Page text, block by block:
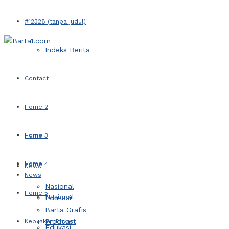
#12328 (tanpa judul)
Indeks Berita
Contact
Home 2
Home 3
Home 4
Home 5
Kebijakan Privasi
Home
News
Nasional
Home
News
Nasional
Edukasi
Barta Grafis
Prodcast